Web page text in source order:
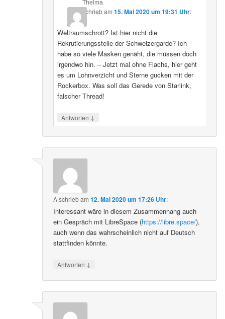
Thelma
schriebam 15. Mai 2020 um 19:31 Uhr:
Weltraumschrott? Ist hier nicht die
Rekrutierungsstelle der Schweizergarde? Ich
habe so viele Masken genäht, die müssen doch
irgendwo hin. – Jetzt mal ohne Flachs, hier geht
es um Lohnverzicht und Sterne gucken mit der
Rockerbox. Was soll das Gerede von Starlink,
falscher Thread!
Antworten ↓
Aschriebam12. Mai 2020 um 17:26 Uhr:
Interessant wäre in diesem Zusammenhang auch
ein Gespräch mit LibreSpace (https://libre.space/),
auch wenn das wahrscheinlich nicht auf Deutsch
stattfinden könnte.
Antworten ↓